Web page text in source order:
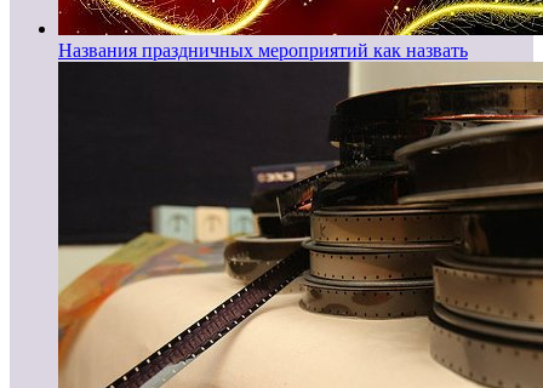
Названия праздничных мероприятий как назвать